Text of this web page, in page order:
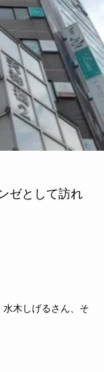
ゼとして訪れ
木しげるさん、そ